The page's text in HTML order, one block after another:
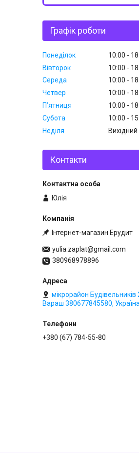
Графік роботи
Понеділок 10:00
Вівторок
10:00
Середа
10:00
Четвер
10:00
Пʼятниця
10:00
Субота
10:00
Неділя
Вихідний
Контакти
Юлія
Інтернет-магазин Ерудит
yulia.zaplat@gmail.com
380968978896
мікрорайон Будівельників
Вараш 380677845580,
+380 (67) 784-55-80